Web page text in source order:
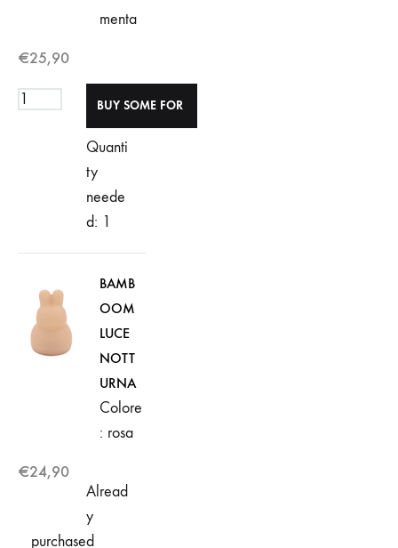
menta
€25,90
Quanti
ty
neede
d: 1
BAMB
OOM
LUCE
NOTT
URNA
Colore
: rosa
€24,90
Alread
y
purchased